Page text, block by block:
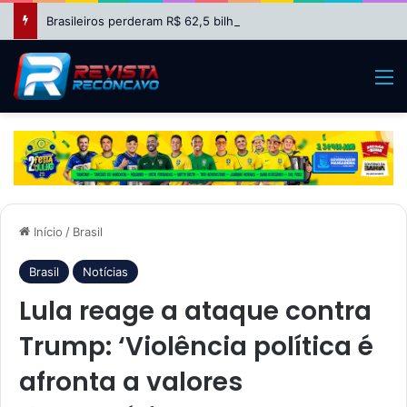
Início / Brasil
Brasil Notícias
Lula reage a ataque contra
Trump: ‘Violência política é
afronta a valores